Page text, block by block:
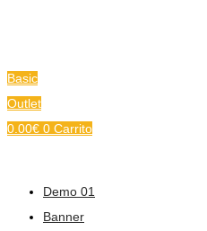
Basic
Outlet
0.00€ 0 Carrito
Demo 01
Banner